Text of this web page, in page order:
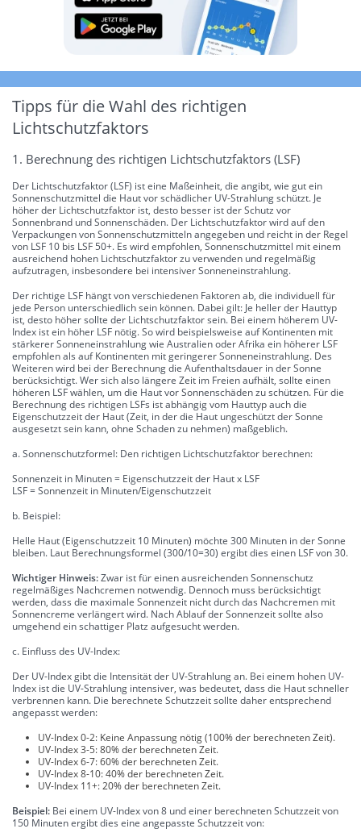
Tipps für die Wahl des richtigen
Lichtschutzfaktors
1. Berechnung des richtigen Lichtschutzfaktors (LSF)
Der Lichtschutzfaktor (LSF) ist eine Maßeinheit, die angibt, wie gut ein
Sonnenschutzmittel die Haut vor schädlicher UV-Strahlung schützt. Je
höher der Lichtschutzfaktor ist, desto besser ist der Schutz vor
Sonnenbrand und Sonnenschäden. Der Lichtschutzfaktor wird auf den
Verpackungen von Sonnenschutzmitteln angegeben und reicht in der Regel
von LSF 10 bis LSF 50+. Es wird empfohlen, Sonnenschutzmittel mit einem
ausreichend hohen Lichtschutzfaktor zu verwenden und regelmäßig
aufzutragen, insbesondere bei intensiver Sonneneinstrahlung.
Der richtige LSF hängt von verschiedenen Faktoren ab, die individuell für
jede Person unterschiedlich sein können. Dabei gilt: Je heller der Hauttyp
ist, desto höher sollte der Lichtschutzfaktor sein. Bei einem höherem UV-
Index ist ein höher LSF nötig. So wird beispielsweise auf Kontinenten mit
stärkerer Sonneneinstrahlung wie Australien oder Afrika ein höherer LSF
empfohlen als auf Kontinenten mit geringerer Sonneneinstrahlung. Des
Weiteren wird bei der Berechnung die Aufenthaltsdauer in der Sonne
berücksichtigt. Wer sich also längere Zeit im Freien aufhält, sollte einen
höheren LSF wählen, um die Haut vor Sonnenschäden zu schützen. Für die
Berechnung des richtigen LSFs ist abhängig vom Hauttyp auch die
Eigenschutzzeit der Haut (Zeit, in der die Haut ungeschützt der Sonne
ausgesetzt sein kann, ohne Schaden zu nehmen) maßgeblich.
a. Sonnenschutzformel: Den richtigen Lichtschutzfaktor berechnen:
Sonnenzeit in Minuten = Eigenschutzzeit der Haut x LSF
LSF = Sonnenzeit in Minuten/Eigenschutzzeit
b. Beispiel:
Helle Haut (Eigenschutzzeit 10 Minuten) möchte 300 Minuten in der Sonne
bleiben. Laut Berechnungsformel (300/10=30) ergibt dies einen LSF von 30.
Wichtiger Hinweis:Zwar ist für einen ausreichenden Sonnenschutz
regelmäßiges Nachcremen notwendig. Dennoch muss berücksichtigt
werden, dass die maximale Sonnenzeit nicht durch das Nachcremen mit
Sonnencreme verlängert wird. Nach Ablauf der Sonnenzeit sollte also
umgehend ein schattiger Platz aufgesucht werden.
c. Einfluss des UV-Index:
Der UV-Index gibt die Intensität der UV-Strahlung an. Bei einem hohen UV-
Index ist die UV-Strahlung intensiver, was bedeutet, dass die Haut schneller
verbrennen kann. Die berechnete Schutzzeit sollte daher entsprechend
angepasst werden:
UV-Index 0-2: Keine Anpassung nötig (100% der berechneten Zeit).
UV-Index 3-5: 80% der berechneten Zeit.
UV-Index 6-7: 60% der berechneten Zeit.
UV-Index 8-10: 40% der berechneten Zeit.
UV-Index 11+: 20% der berechneten Zeit.
Beispiel: Bei einem UV-Index von 8 und einer berechneten Schutzzeit von
150 Minuten ergibt dies eine angepasste Schutzzeit von: